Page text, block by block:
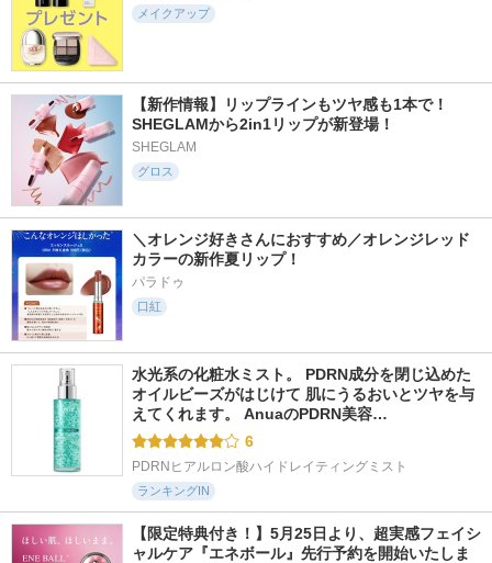
メイクアップ
【新作情報】リップラインもツヤ感も1本で！
SHEGLAMから2in1リップが新登場！
SHEGLAM
グロス
＼オレンジ好きさんにおすすめ／オレンジレッド
カラーの新作夏リップ！
パラドゥ
口紅
水光系の化粧水ミスト。 PDRN成分を閉じ込めた
オイルビーズがはじけて 肌にうるおいとツヤを与
えてくれます。 AnuaのPDRN美容…
6
PDRNヒアルロン酸ハイドレイティングミスト
ランキングIN
【限定特典付き！】5月25日より、超実感フェイシ
ャルケア『エネボール』先行予約を開始いたしま